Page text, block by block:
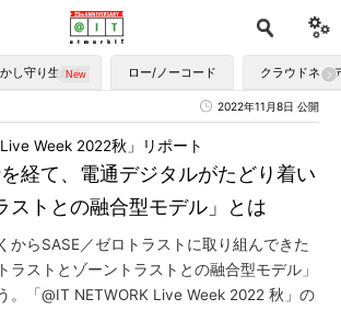
し守り生かす ロー/ノーコード クラウドネイ
2022年11月8日 公開
経て、電通デジタルがたどり着い
ストとの融合型モデル」とは
Live Week 2022秋」リポート
からSASE／ゼロトラストに取り組んできた
ラストとゾーントラストとの融合型モデル」
。「@IT NETWORK Live Week 2022 秋」の